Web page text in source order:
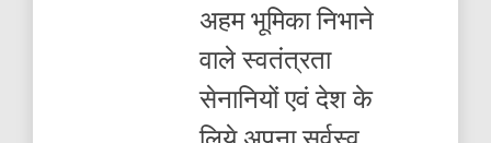
अहम भूमिका निभाने
वाले स्वतंत्रता
सेनानियों एवं देश के